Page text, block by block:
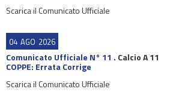
Scarica il Comunicato Ufficiale
04 AGO 2026
Comunicato Ufficiale N° 11 . Calcio A 11
COPPE: Errata Corrige
Scarica il Comunicato Ufficiale